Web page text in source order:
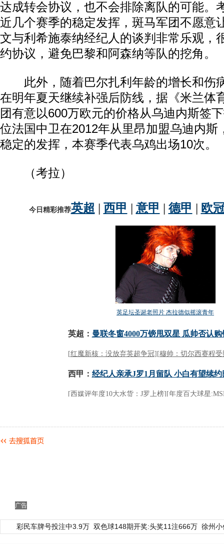
达成转会协议，也不会排除离队的可能。
近几个赛季的稳定发挥，斑马军团不愿意
文与利希施泰纳经纪人的谈判非常乐观，
约协议，避免巴黎和阿森纳等队的挖角。
此外，随着巴尔扎利年龄的增长和伤
在明年夏天继续补强后防线，据《米兰体
团有意以600万欧元的价格从乌迪内斯签
位法国中卫在2012年从里昂加盟乌迪内斯
稳定的发挥，本赛季代表乌鸡出场10次。
（考拉）
广告
彩民车牌号投注中3.9万 双色球148期开奖:头奖11注666万 徐州